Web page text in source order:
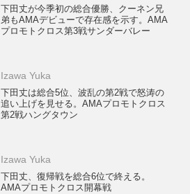
下田丈が今季初の総合優勝、クーネン兄
弟もAMAデビューで存在感を示す。AMA
プロモトクロス第3戦サンダーバレー
Izawa Yuka
下田丈は総合5位、波乱の第2戦で怒涛の
追い上げを見せる。AMAプロモトクロス
第2戦ハングタウン
Izawa Yuka
下田丈、復帰戦を総合6位で終える。
AMAプロモトクロス開幕戦